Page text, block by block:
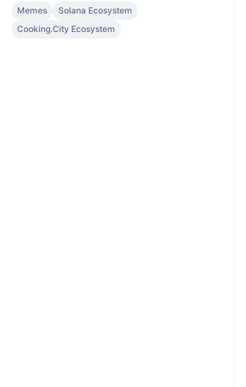
Memes
Solana Ecosystem
Cooking.City Ecosystem